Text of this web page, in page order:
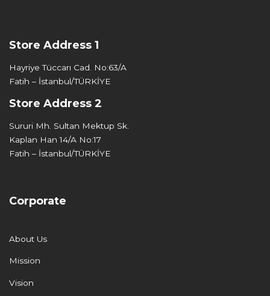
Store Address 1
Hayriye Tüccarı Cad. No:63/A
Fatih – İstanbul/TÜRKİYE
Store Address 2
Sururi Mh. Sultan Mektup Sk.
Kaplan Han 14/A No:17
Fatih – İstanbul/TÜRKİYE
Corporate
About Us
Mission
Vision